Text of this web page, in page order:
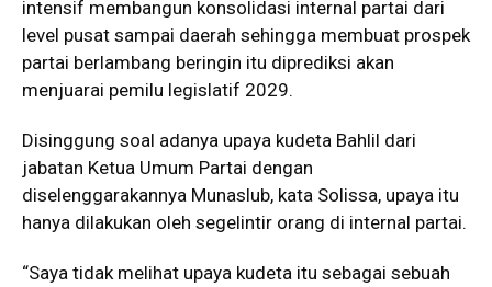
intensif membangun konsolidasi internal partai dari
level pusat sampai daerah sehingga membuat prospek
partai berlambang beringin itu diprediksi akan
menjuarai pemilu legislatif 2029.
Disinggung soal adanya upaya kudeta Bahlil dari
jabatan Ketua Umum Partai dengan
diselenggarakannya Munaslub, kata Solissa, upaya itu
hanya dilakukan oleh segelintir orang di internal partai.
“Saya tidak melihat upaya kudeta itu sebagai sebuah